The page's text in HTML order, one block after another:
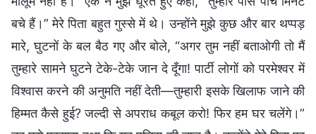
बचे हैं।” मेरे पिता बहुत गुस्से में थे। उन्होंने मुझे कुछ और बार थप्पड़
मारे, घुटनों के बल बैठ गए और बोले, “अगर तुम नहीं बताओगी तो मैं
तुम्हारे सामने घुटने टेके-टेके जान दे दूँगा! पार्टी लोगों को परमेश्वर में
विश्वास करने की अनुमति नहीं देती—तुम्हारी इसके खिलाफ जाने की
हिम्मत कैसे हुई? जल्दी से अपराध कबूल करो! फिर हम घर चलेंगे।”